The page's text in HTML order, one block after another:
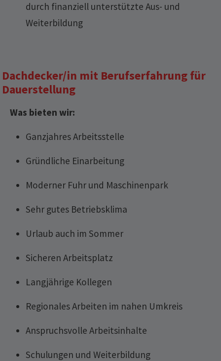
durch finanziell unterstützte Aus- und
Weiterbildung
Dachdecker/in mit Berufserfahrung für
Dauerstellung
Was bieten wir:
Ganzjahres Arbeitsstelle
Gründliche Einarbeitung
Moderner Fuhr und Maschinenpark
Sehr gutes Betriebsklima
Urlaub auch im Sommer
Sicheren Arbeitsplatz
Langjährige Kollegen
Regionales Arbeiten im nahen Umkreis
Anspruchsvolle Arbeitsinhalte
Schulungen und Weiterbildung